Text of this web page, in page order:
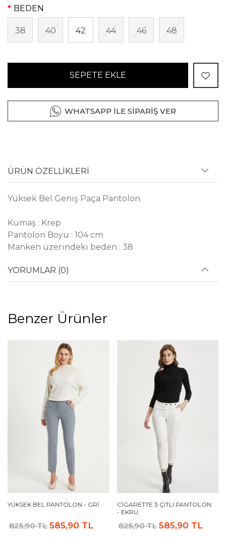
BEDEN
38 40 42 44 46 48
SEPETE EKLE
WHATSAPP İLE SİPARİŞ VER
ÜRÜN ÖZELLİKLERİ
Yüksek Bel Geniş Paça Pantolon
Kumaş : Krep
Pantolon Boyu : 104 cm
Manken üzerindeki beden : 38
YORUMLAR (0)
Benzer Ürünler
YÜKSEK BEL PANTOLON - GRI
825,90 TL 585,90 TL
CIGARETTE 3 ÇITLI PANTOLON
- EKRU
825,90 TL 585,90 TL